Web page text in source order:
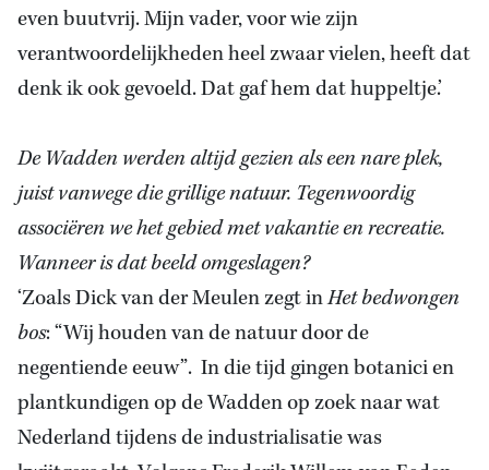
even buutvrij. Mijn vader, voor wie zijn
verantwoordelijkheden heel zwaar vielen, heeft dat
denk ik ook gevoeld. Dat gaf hem dat huppeltje.’
De Wadden werden altijd gezien als een nare plek,
juist vanwege die grillige natuur. Tegenwoordig
associëren we het gebied met vakantie en recreatie.
Wanneer is dat beeld omgeslagen?
‘Zoals Dick van der Meulen zegt inHet bedwongen
bos: “Wij houden van de natuur door de
negentiende eeuw”. In die tijd gingen botanici en
plantkundigen op de Wadden op zoek naar wat
Nederland tijdens de industrialisatie was